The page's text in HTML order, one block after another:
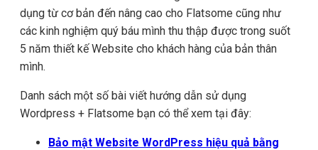
dụng từ cơ bản đến nâng cao cho Flatsome cũng như
các kinh nghiệm quý báu mình thu thập được trong suốt
5 năm thiết kế Website cho khách hàng của bản thân
mình.
Danh sách một số bài viết hướng dẫn sử dụng
Wordpress + Flatsome bạn có thể xem tại đây:
Bảo mật Website WordPress hiệu quả bằng